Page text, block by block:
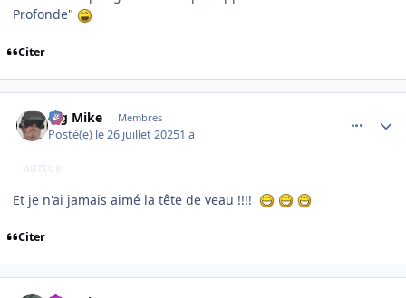
Profonde"
Citer
Big Mike Membres
Posté(e) le 26 juillet 20251 a
AUTEUR
Et je n'ai jamais aimé la tête de veau !!!!
Citer